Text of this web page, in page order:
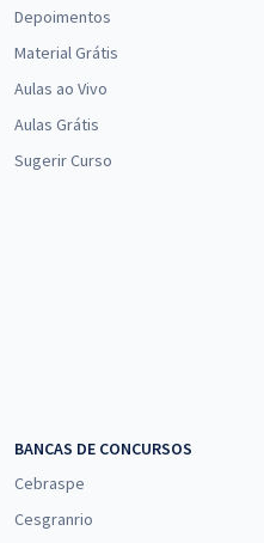
Depoimentos
Material Grátis
Aulas ao Vivo
Aulas Grátis
Sugerir Curso
BANCAS DE CONCURSOS
Cebraspe
Cesgranrio